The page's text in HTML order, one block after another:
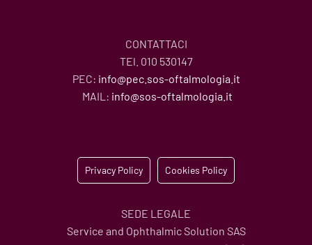
CONTATTACI
TEl. 010 530147
PEC: info@pec.sos-oftalmologia.it
MAIL: info@sos-oftalmologia.it
Privacy Policy Cookies Policy
SEDE LEGALE
Service and Ophthalmic Solution SAS